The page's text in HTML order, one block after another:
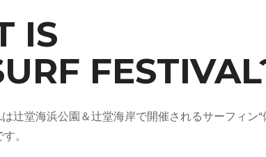
IS
は辻堂海浜公園＆辻堂海岸で開催されるサーフィン“
。